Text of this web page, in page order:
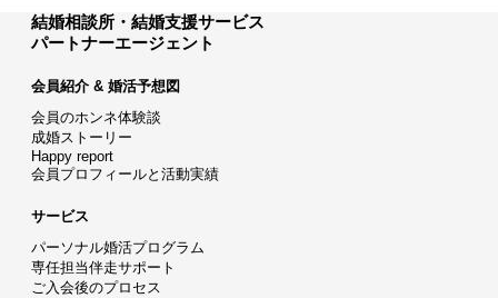
結婚相談所・結婚支援サービス
パートナーエージェント
会員紹介 & 婚活予想図
会員のホンネ体験談
成婚ストーリー
Happy report
会員プロフィールと活動実績
サービス
パーソナル婚活プログラム
専任担当伴走サポート
ご入会後のプロセス